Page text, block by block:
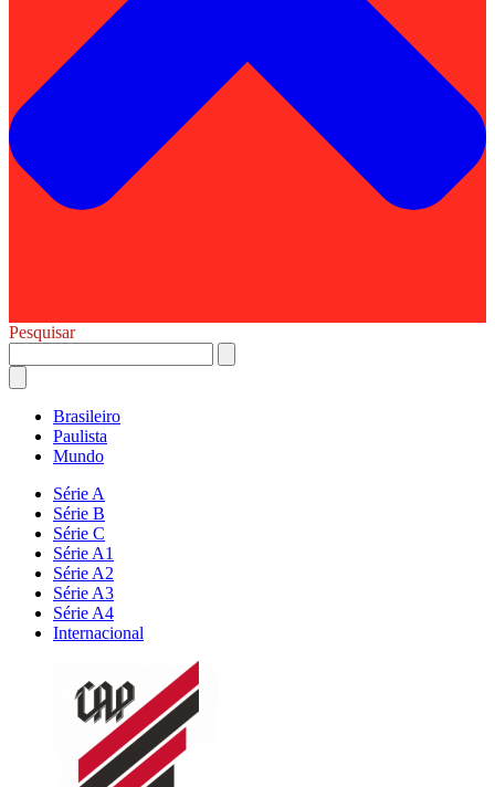
Pesquisar
Brasileiro
Paulista
Mundo
Série A
Série B
Série C
Série A1
Série A2
Série A3
Série A4
Internacional